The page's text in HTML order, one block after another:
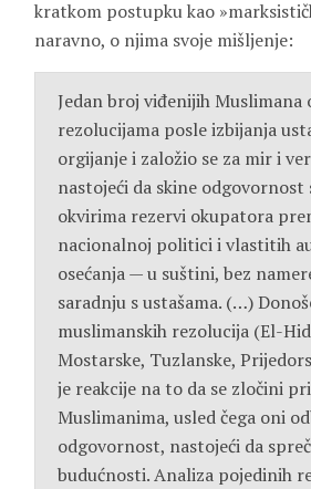
kratkom postupku kao
naravno, o njima svoje mišljenje:
Jedan broj viđenijih Muslimana
rezolucijama posle izbijanja
orgijanje i založio se za mir i
nastojeći da skine odgovornost
okvirima rezervi okupatora
nacionalnoj politici i vlastitih
osećanja — u suštini, bez
saradnju s ustašama. (…)
muslimanskih rezolucija (El-
Mostarske, Tuzlanske,
je reakcije na to da se zločini
Muslimanima, usled čega oni
odgovornost, nastojeći da
budućnosti. Analiza pojedinih